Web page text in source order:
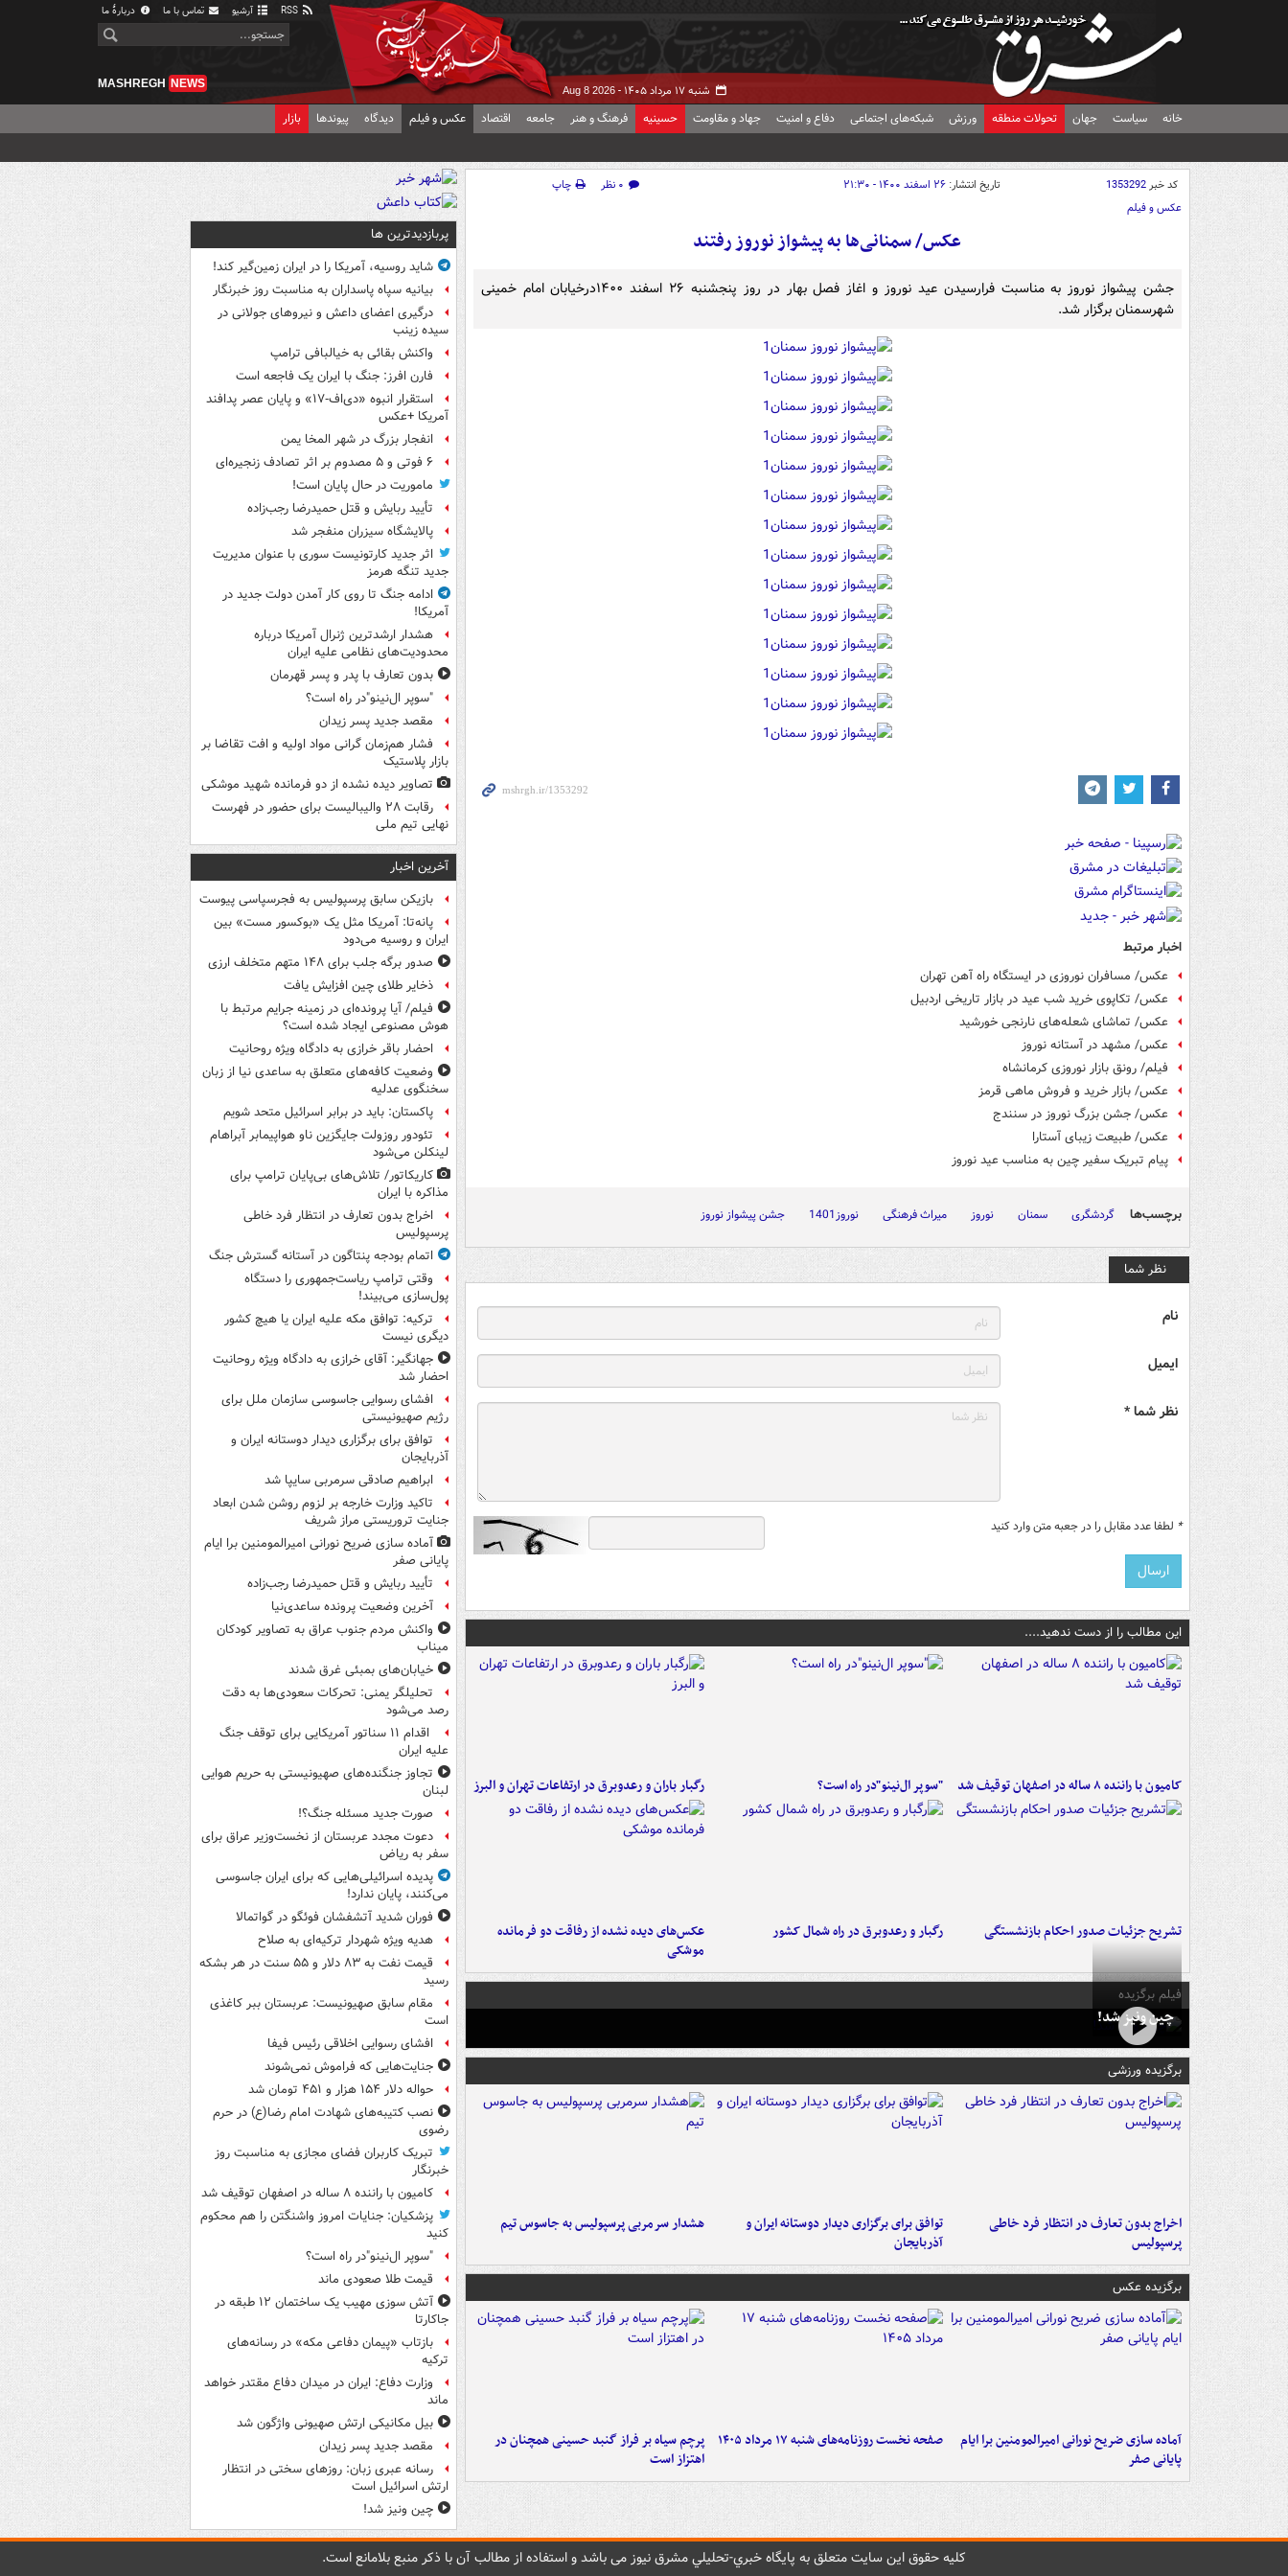
آرشیو تماس با ما دربارهٔ ما
شنبه ۱۷ مرداد ۱۴۰۵ - Aug 8 2026
MASHREGH NEWS
خانه سیاست جهان تحولات منطقه ورزش شبکه‌های اجتماعی دفاع و امنیت جهاد و مقاومت حسینیه فرهنگ و هنر جامعه اقتصاد عکس و فیلم دیدگاه پیوندها بازار
کد خبر1353292 تاریخ انتشار: ۲۶ اسفند ۱۴۰۰ - ۲۱:۳۰ ۰ نظر
چاپ
عکس و فیلم
عکس/ سمنانی‌ها به پیشواز نوروز رفتند
جشن پیشواز نوروز به مناسبت فرارسیدن عید نوروز و اغاز فصل بهار در روز پنجشنبه ۲۶ اسفند ۱۴۰۰درخیابان امام خمینی
شهرسمنان برگزار شد.
اخبار مرتبط
عکس/ مسافران نوروزی در ایستگاه راه آهن تهران
عکس/ تکاپوی خرید شب عید در بازار تاریخی اردبیل
عکس/ تماشای شعله‌های نارنجی خورشید
عکس/ مشهد در آستانه نوروز
فیلم/ رونق بازار نوروزی کرمانشاه
عکس/ بازار خرید و فروش ماهی قرمز
عکس/ جشن بزرگ نوروز در سنندج
عکس/ طبیعت زیبای آستارا
پیام تبریک سفیر چین به مناسب عید نوروز
برچسب‌ها گردشگری سمنان نوروز میراث فرهنگی نوروز1401 جشن پیشواز نوروز
نظر شما
نام
ایمیل
نظر شما *
* لطفا عدد مقابل را در جعبه متن وارد کنید
این مطالب را از دست ندهید....
کامیون با راننده ۸ ساله در اصفهان توقیف شد "سوپر ال‌نینو"در راه است؟ رگبار باران و رعدوبرق در ارتفاعات تهران و البرز
تشریح جزئیات صدور احکام بازنشستگی رگبار و رعدوبرق در راه شمال کشور
عکس‌های دیده نشده از رفاقت دو فرمانده‌
موشکی
فیلم برگزیده
چین ونیز شد!
برگزیده ورزشی
اخراج بدون تعارف در انتظار فرد خاطی
پرسپولیس
توافق برای برگزاری دیدار دوستانه ایران و
آذربایجان
هشدار سرمربی پرسپولیس به جاسوس تیم
برگزیده عکس
آماده سازی ضریح نورانی امیرالمومنین برا ایام
پایانی صفر
صفحه نخست روزنامه‌های شنبه ۱۷ مرداد ۱۴۰۵
پرچم سیاه بر فراز گنبد حسینی همچنان در
اهتزاز است
پربازدیدترین ها
شاید روسیه، آمریکا را در ایران زمین‌گیر کند!
بیانیه سپاه پاسداران به مناسبت روز خبرنگار
درگیری اعضای داعش و نیروهای جولانی در
سیده زینب
واکنش بقائی به خیالبافی ترامپ
فارن افرز: جنگ با ایران یک فاجعه است
استقرار انبوه «دی‌اف‑۱۷» و پایان عصر پدافند
آمریکا +عکس
انفجار بزرگ در شهر المخا یمن
۶ فوتی و ۵ مصدوم بر اثر تصادف زنجیره‌ای
ماموریت در حال پایان است!
تأیید ربایش و قتل حمیدرضا رجب‌زاده
پالایشگاه سیزران منفجر شد
اثر جدید کارتونیست سوری با عنوان مدیریت
جدید تنگه هرمز
ادامه جنگ تا روی کار آمدن دولت جدید در
آمریکا!
هشدار ارشدترین ژنرال آمریکا درباره
محدودیت‌های نظامی علیه ایران
بدون تعارف با پدر و پسر قهرمان
"سوپر ال‌نینو"در راه است؟
مقصد جدید پسر زیدان
فشار هم‌زمان گرانی مواد اولیه و افت تقاضا بر
بازار پلاستیک
تصاویر دیده‌ نشده از دو فرمانده شهید موشکی
رقابت ۲۸ والیبالیست برای حضور در فهرست
نهایی تیم ملی
آخرین اخبار
بازیکن سابق پرسپولیس به فجرسپاسی پیوست
پانه‌تا: آمریکا مثل یک «بوکسور مست» بین
ایران و روسیه می‌دود
صدور برگه جلب برای ۱۴۸ متهم متخلف ارزی
ذخایر طلای چین افزایش یافت
فیلم/ آیا پرونده‌ای در زمینه جرایم مرتبط با
هوش مصنوعی ایجاد شده است؟
احضار باقر خرازی به دادگاه ویژه روحانیت
وضعیت کافه‌های متعلق به ساعدی نیا از زبان
سخنگوی عدلیه
پاکستان: باید در برابر اسرائیل متحد شویم
تئودور روزولت جایگزین ناو هواپیمابر آبراهام
لینکلن می‌شود
کاریکاتور/ تلاش‌های بی‌پایان ترامپ برای
مذاکره با ایران
اخراج بدون تعارف در انتظار فرد خاطی
پرسپولیس
اتمام بودجه پنتاگون در آستانه گسترش جنگ
وقتی ترامپ ریاست‌جمهوری را دستگاه
پول‌سازی می‌بیند!
ترکیه: توافق مکه علیه ایران یا هیچ کشور
دیگری نیست
جهانگیر: آقای خرازی به دادگاه ویژه روحانیت
احضار شد
افشای رسوایی جاسوسی سازمان ملل برای
رژیم صهیونیستی
توافق برای برگزاری دیدار دوستانه ایران و
آذربایجان
ابراهیم صادقی سرمربی سایپا شد
تاکید وزارت خارجه بر لزوم روشن شدن ابعاد
جنایت تروریستی مراز شریف
آماده سازی ضریح نورانی امیرالمومنین برا ایام
پایانی صفر
تأیید ربایش و قتل حمیدرضا رجب‌زاده
آخرین وضعیت پرونده ساعدی‌نیا
واکنش مردم جنوب عراق به تصاویر کودکان
میناب
خیابان‌های بمبئی غرق شدند
تحلیلگر یمنی: تحرکات سعودی‌ها به دقت
رصد می‌شود
اقدام ۱۱ سناتور آمریکایی برای توقف جنگ
علیه ایران
تجاوز جنگنده‌های صهیونیستی به حریم هوایی
لبنان
صورت جدید مسئله جنگ؟!
دعوت مجدد عربستان از نخست‌وزیر عراق برای
سفر به ریاض
پدیده اسرائیلی‌هایی که برای ایران جاسوسی
می‌کنند، پایان ندارد!
فوران شدید آتشفشان فوئگو در گواتمالا
هدیه ویژه شهردار ترکیه‌ای به صلاح
قیمت نفت به ۸۳ دلار و ۵۵ سنت در هر بشکه
رسید
مقام سابق صهیونیست: عربستان ببر کاغذی
است
افشای رسوایی اخلاقی رئیس فیفا
جنایت‌هایی که فراموش نمی‌شوند
حواله دلار ۱۵۴ هزار و ۴۵۱ تومان شد
نصب کتیبه‌های شهادت امام رضا(ع) در حرم
رضوی
تبریک کاربران فضای مجازی به مناسبت روز
خبرنگار
کامیون با راننده ۸ ساله در اصفهان توقیف شد
پزشکیان: جنایات امروز واشنگتن را هم محکوم
کنید
"سوپر ال‌نینو"در راه است؟
قیمت طلا صعودی ماند
آتش سوزی مهیب یک ساختمان ۱۲ طبقه در
جاکارتا
بازتاب «پیمان دفاعی مکه» در رسانه‌های
ترکیه
وزارت دفاع: ایران در میدان دفاع مقتدر خواهد
ماند
بیل مکانیکی ارتش صهیونی واژگون شد
مقصد جدید پسر زیدان
رسانه عبری زبان: روزهای سختی در انتظار
ارتش اسرائیل است
چین ونیز شد!
کليه حقوق اين سايت متعلق به پایگاه خبري-تحليلي مشرق نيوز می باشد و استفاده از مطالب آن با ذکر منبع بلامانع است.